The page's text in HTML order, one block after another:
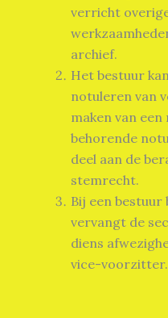
verricht
archief.
Het bestuur
notuleren van
maken van
behorende
deel aan de
stemrecht.
Bij een
vervangt de
diens
vice-voorzitter.